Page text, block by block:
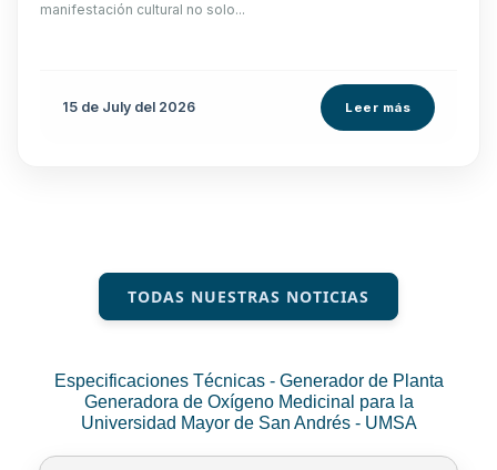
manifestación cultural no solo...
15 de July del 2026 Leer más
TODAS NUESTRAS NOTICIAS
Especificaciones Técnicas - Generador de Planta
Generadora de Oxígeno Medicinal para la
Universidad Mayor de San Andrés - UMSA